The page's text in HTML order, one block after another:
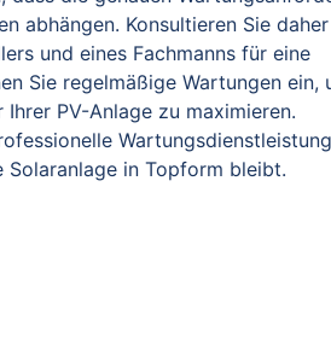
abhängen. Konsultieren Sie
und eines Fachmanns für eine
Sie regelmäßige Wartungen ein,
PV-Anlage zu maximieren.
Solaranlage in Topform bleibt.